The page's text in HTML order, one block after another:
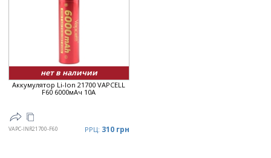
нет в наличии
Аккумулятор Li-Ion 21700 VAPCELL
F60 6000мАч 10A
VAPC-INR21700-F60 РРЦ: 310 грн